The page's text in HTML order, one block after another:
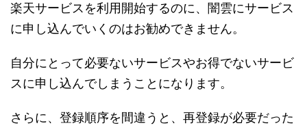
楽天サービスを利用開始するのに、闇雲にサービス
に申し込んでいくのはお勧めできません。
自分にとって必要ないサービスやお得でないサービ
スに申し込んでしまうことになります。
さらに、登録順序を間違うと、再登録が必要だった